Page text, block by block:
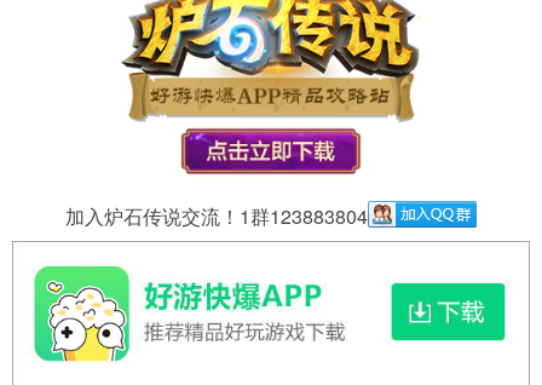
加入炉石传说交流！1群123883804